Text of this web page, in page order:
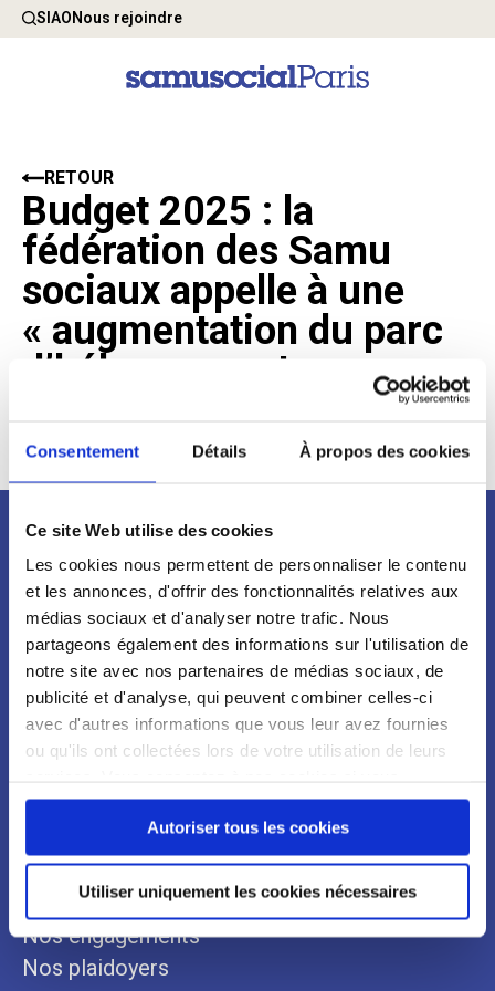
Consentement Détails À propos des cookies
Ce site Web utilise des cookies
Les cookies nous permettent de personnaliser le contenu
et les annonces, d'offrir des fonctionnalités relatives aux
médias sociaux et d'analyser notre trafic. Nous
partageons également des informations sur l'utilisation de
notre site avec nos partenaires de médias sociaux, de
publicité et d'analyse, qui peuvent combiner celles-ci
avec d'autres informations que vous leur avez fournies
ou qu'ils ont collectées lors de votre utilisation de leurs
continuez à utiliser notre site Web.
Autoriser tous les cookies
Utiliser uniquement les cookies nécessaires
SIAONous rejoindre
Budget 2025 : la
fédération des Samu
sociaux appelle à une
« augmentation du parc
d’hébergement
RETOUR
4 Novembre 2024
Newsletter
Qui sommes-nous ?
Notre organisation
Notre histoire
Nos engagements
Nos plaidoyers
Espace Presse
Communiqués
Revues de presse